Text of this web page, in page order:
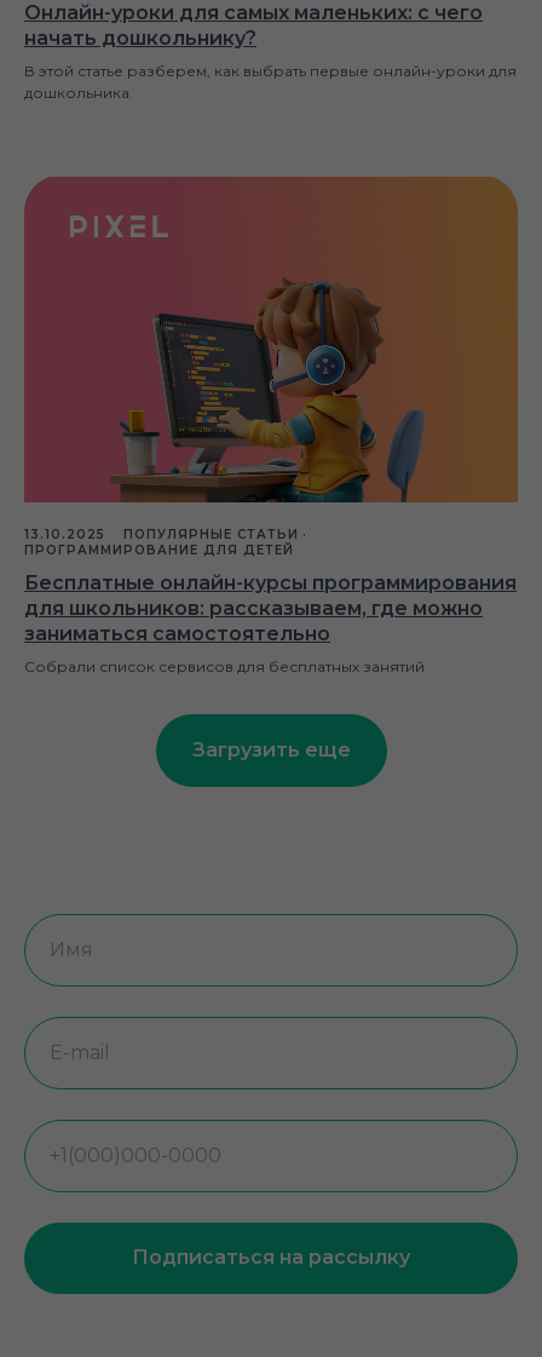
Онлайн-уроки для самых маленьких: с чего
начать дошкольнику?
В этой статье разберем, как выбрать первые онлайн-уроки для
дошкольника.
13.10.2025
ПОПУЛЯРНЫЕ СТАТЬИ
ПРОГРАММИРОВАНИЕ ДЛЯ ДЕТЕЙ
Бесплатные онлайн-курсы программирования
для школьников: рассказываем, где можно
заниматься самостоятельно
Собрали список сервисов для бесплатных занятий
Загрузить еще
Подписаться на рассылку